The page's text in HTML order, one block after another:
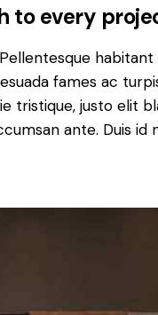
to every
fames ac
tristique, justo elit
ante. Duis id